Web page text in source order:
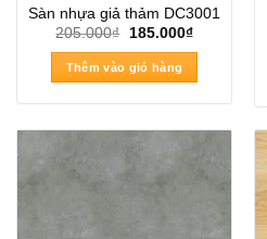
Sàn nhựa giả thảm DC3001
205.000₫
Giá
là:
205.000₫.
185.000₫Giá
Thêm vào giỏ hàng